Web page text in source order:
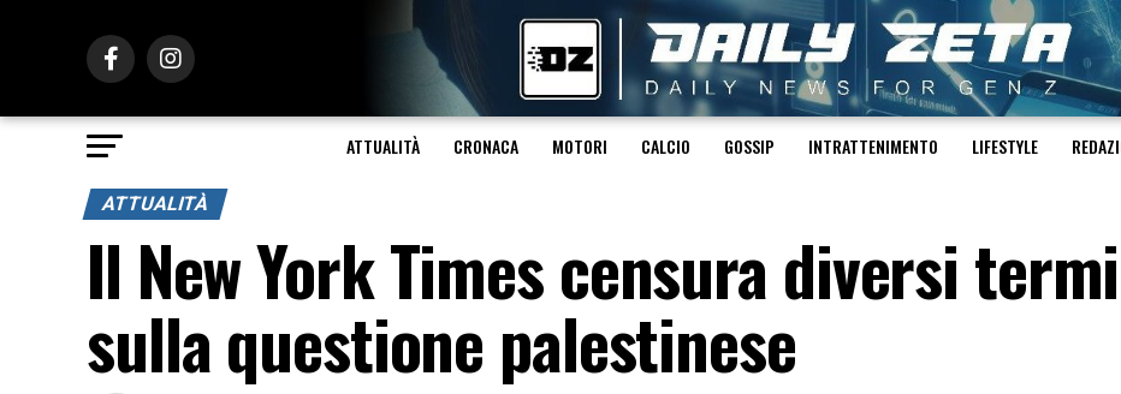
ATTUALITÀ CRONACA MOTORI CALCIO GOSSIP INTRATTENIMENTO LIFESTYLE
ATTUALITÀ
Il New York Times censura diversi
sulla questione palestinese